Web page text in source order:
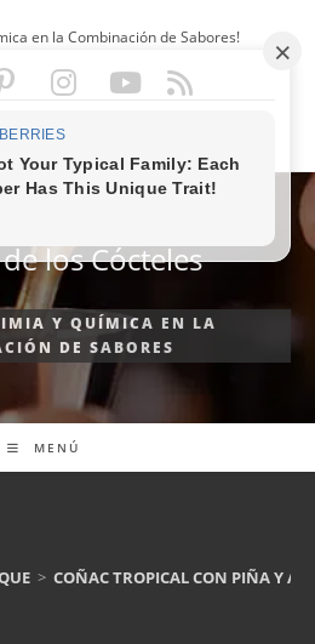
en la Combinación de Sabores!
ESPAÑOL
los Cócteles
Y QUÍMICA EN LA
DE SABORES
MENÚ
> COÑAC TROPICAL CON PIÑA Y